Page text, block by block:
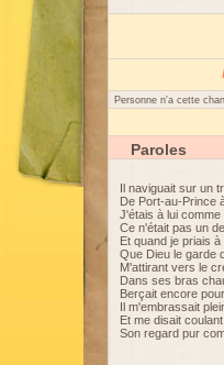
Personne n'a cette
Paroles
Il naviguait sur un
De Port-au-Prince
J'étais à lui comme
Ce n'était pas un
Et quand je priais à
Que Dieu le garde
M'attirant vers le
Dans ses bras
Berçait encore
Il m'embrassait
Et me disait
Son regard pur